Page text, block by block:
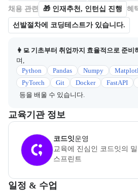
채용 관련 🎁 인재추천, 인턴십 진행 혜
선발절차에 코딩테스트가 있습니다.
👩‍💻 기초부터 취업까지 효율적으로 준비
며,
Python
Pandas Numpy
PyTorch
Git Docker FastAPI
등을 배울 수 있습니다.
이 섹션에서는 부트캠프를 운영하거나
교육기관 정보
코드잇 은(는) 본 부트캠프의
코드잇운영
교육에 진심인 코드잇의
스프린트
일정 & 수업
교육과정 일정과 모집 상태에 따른 안내를